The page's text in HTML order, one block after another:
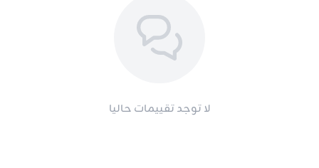
لا توجد تقييمات حاليا